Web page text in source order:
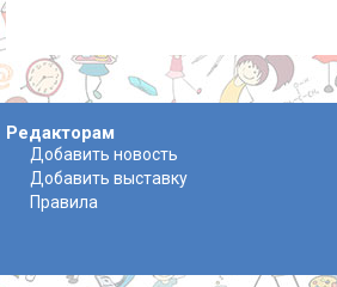
Редакторам
Добавить новость
Добавить выставку
Правила